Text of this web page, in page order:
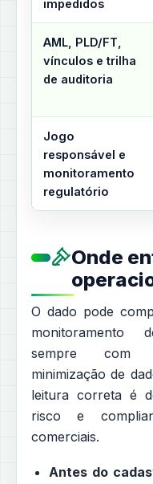
impedidos
AML, PLD/FT,
vínculos e trilha
de auditoria
Jogo
responsável e
monitoramento
regulatório
Onde
O dado pode
monitoramento
sempre com
minimização de
leitura correta é
risco e
comerciais.
Antes do